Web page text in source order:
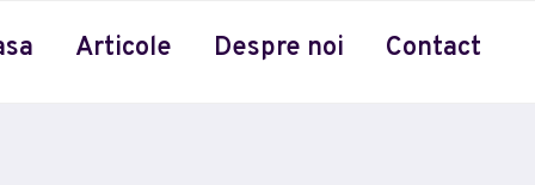
Articole Despre noi Contact